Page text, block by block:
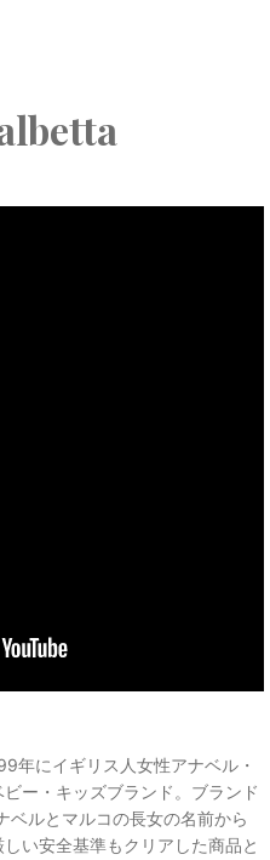
年にイギリス人女性アナベル・
ー・キッズブランド。ブランド
ルとマルコの長女の名前から
い安全基準もクリアした商品と